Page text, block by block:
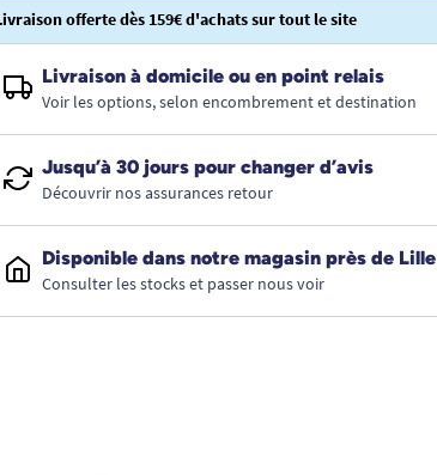
offerte dès 159€ d'achats sur tout le site
Livraison à domicile ou en point relais
Voir les options, selon encombrement et destination
Jusqu’à 30 jours pour changer d’avis
Découvrir nos assurances retour
Disponible dans notre magasin près de Lille
Consulter les stocks et passer nous voir